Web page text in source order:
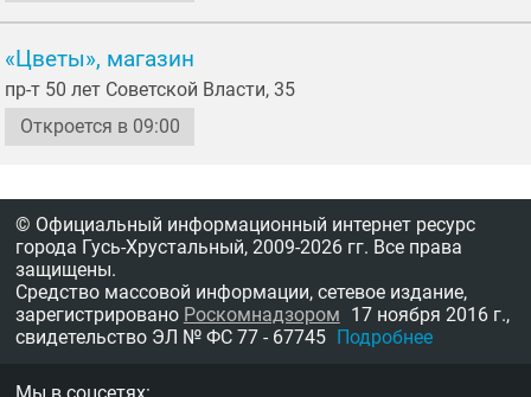
«Цветы», магазин
пр-т 50 лет Советской Власти, 35
Откроется в 09:00
© Официальный информационный интернет ресурс
города Гусь-Хрустальный, 2009-2026 гг. Все права
защищены.
Средство массовой информации, сетевое издание,
зарегистрировано Роскомнадзором 17 ноября 2016 г.,
свидетельство ЭЛ № ФС 77 - 67745 Подробнее